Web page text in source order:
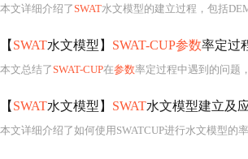
本文详细介绍了SWAT水文模型的建立过程，包括
【 SWAT水文模型】 SWAT-CUP参数率定过
本文总结了SWAT-CUP在参数率定过程中遇到的问题
【 SWAT水文模型】 SWAT水文模型建立及
本文详细介绍了如何使用SWATCUP进行水文模型的